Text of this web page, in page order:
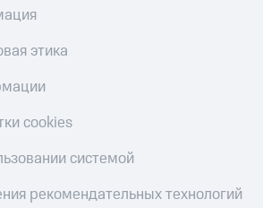
этика
cookies
системой
рекомендательных технологий